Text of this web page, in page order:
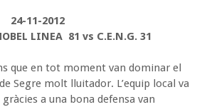
24-11-2012
LINEA 81 vs C.E.N.G. 31
que en tot moment van dominar el
Segre molt lluitador. L’equip local va
a una bona defensa van